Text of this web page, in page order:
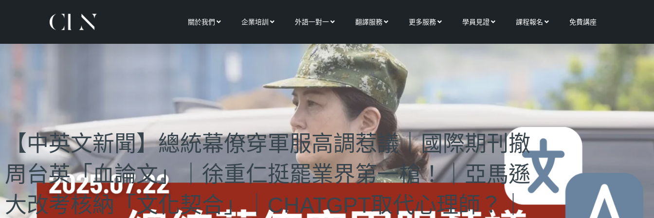
關於我們 Open 關於我們
企業培訓 Open 企業培訓
外語一對一Open 外語一對一
翻譯服務Open 翻譯服務
更多服務Open 更多服務
學員見證Open 學員見證
課程報名 Open 課程報名
免費講座
【中英文新聞】總統幕僚穿軍服高調惹議｜國際期刊撤
周台英「血論文」｜徐重仁挺罷業界第一槍！｜亞馬遜
大改考核納「文化契合」｜CHATGPT取代心理師？｜